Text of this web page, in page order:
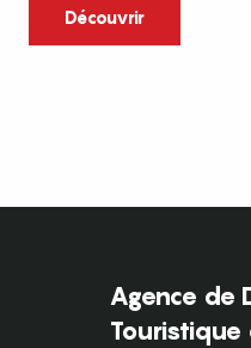
Découvrir
caractère et
Pyrénées-
idéale pour
famille
Agence de